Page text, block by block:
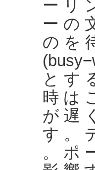
ー リ
ー の
の を
と す
時 は
が 遅
す 。
。 ポ